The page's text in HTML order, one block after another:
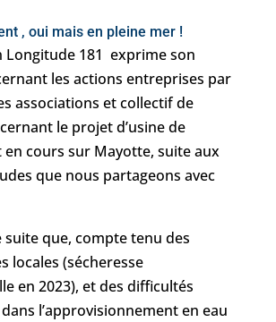
, oui mais en pleine mer !
Longitude 181 exprime son
les actions entreprises par
associations et collectif de
le projet d’usine de
en cours sur Mayotte, suite aux
que nous partageons avec
suite que, compte tenu des
locales (sécheresse
en 2023), et des difficultés
l’approvisionnement en eau